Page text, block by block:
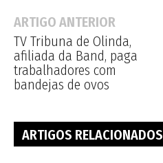
ARTIGO ANTERIOR
TV Tribuna de Olinda,
afiliada da Band, paga
trabalhadores com
bandejas de ovos
ARTIGOS RELACIONADOS